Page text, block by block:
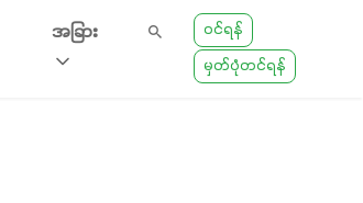
အခြား
ဝင်ရန်
မှတ်ပုံတင်ရန်